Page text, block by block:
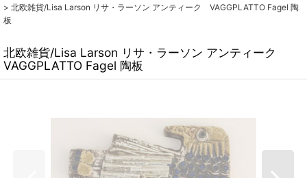
> 北欧雑貨/Lisa Larson リサ・ラーソン アンティーク VAGGPLATTO Fagel 陶
板
北欧雑貨/Lisa Larson リサ・ラーソン アンティーク
VAGGPLATTO Fagel 陶板